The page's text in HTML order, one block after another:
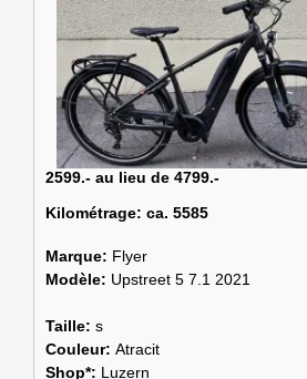
2599.- au lieu de 4799.-
Kilométrage: ca. 5585
Marque: Flyer
Modèle: Upstreet 5 7.1 2021
Taille: s
Couleur: Atracit
Shop*: Luzern